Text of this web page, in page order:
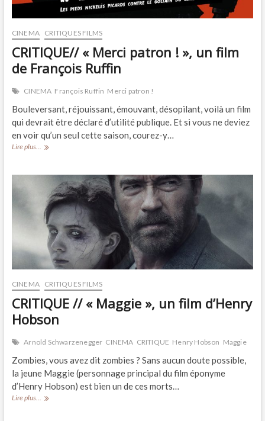
CINEMA CRITIQUES FILMS
CRITIQUE// « Merci patron ! », un film
de François Ruffin
CINEMA François Ruffin Merci patron !
Bouleversant, réjouissant, émouvant, désopilant, voilà un film
qui devrait être déclaré d’utilité publique. Et si vous ne deviez
en voir qu’un seul cette saison, courez-y…
Lire plus... CRITIQUE//
film
de
François
Ruffin
CINEMA CRITIQUES FILMS
CRITIQUE // « Maggie », un film d’Henry
Hobson
Arnold Schwarzenegger CINEMA CRITIQUE Henry Hobson Maggie
Zombies, vous avez dit zombies ? Sans aucun doute possible,
la jeune Maggie (personnage principal du film éponyme
d’Henry Hobson) est bien un de ces morts…
Lire plus... CRITIQUE